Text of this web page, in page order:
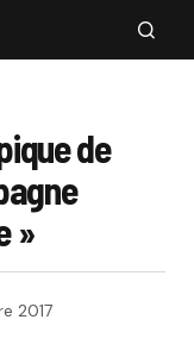
de
»
2017